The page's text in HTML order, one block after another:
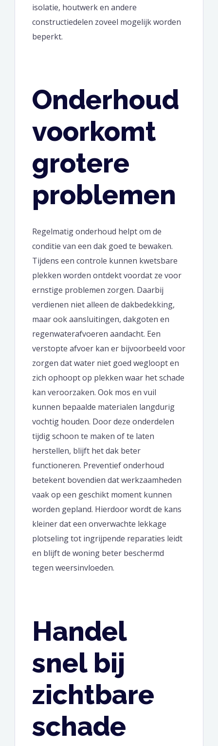
isolatie, houtwerk en andere
constructiedelen zoveel mogelijk worden
beperkt.
Onderhoud
voorkomt
grotere
problemen
Regelmatig onderhoud helpt om de
conditie van een dak goed te bewaken.
Tijdens een controle kunnen kwetsbare
plekken worden ontdekt voordat ze voor
ernstige problemen zorgen. Daarbij
verdienen niet alleen de dakbedekking,
maar ook aansluitingen, dakgoten en
regenwaterafvoeren aandacht. Een
verstopte afvoer kan er bijvoorbeeld voor
zorgen dat water niet goed wegloopt en
zich ophoopt op plekken waar het schade
kan veroorzaken. Ook mos en vuil
kunnen bepaalde materialen langdurig
vochtig houden. Door deze onderdelen
tijdig schoon te maken of te laten
herstellen, blijft het dak beter
functioneren. Preventief onderhoud
betekent bovendien dat werkzaamheden
vaak op een geschikt moment kunnen
worden gepland. Hierdoor wordt de kans
kleiner dat een onverwachte lekkage
plotseling tot ingrijpende reparaties leidt
en blijft de woning beter beschermd
tegen weersinvloeden.
Handel
snel bij
zichtbare
schade